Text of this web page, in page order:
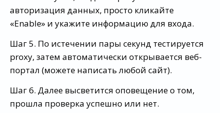
авторизация данных, просто кликайте
«Enable» и укажите информацию для входа.
Шаг 5. По истечении пары секунд тестируется
proxy, затем автоматически открывается веб-
портал (можете написать любой сайт).
Шаг 6. Далее высветится оповещение о том,
прошла проверка успешно или нет.